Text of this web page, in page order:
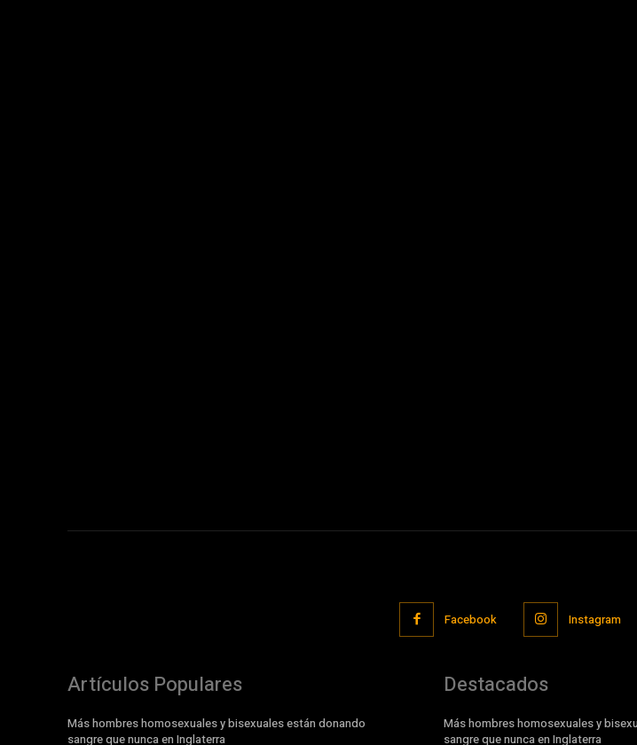
Facebook Instagram
Artículos Populares
Más hombres homosexuales y bisexuales están donando
sangre que nunca en Inglaterra
Destacados
Más hombres homosexuales y
sangre que nunca en Inglaterra